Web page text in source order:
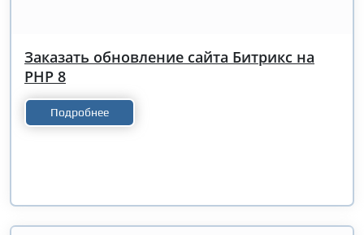
Заказать обновление сайта Битрикс на
PHP 8
Подробнее